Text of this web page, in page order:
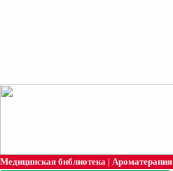
Медицинская библиотека | Ароматерапия